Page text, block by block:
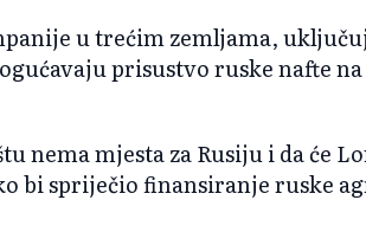
u trećim zemljama,
prisustvo ruske nafte na
nema mjesta za Rusiju i da će
bi spriječio finansiranje ruske